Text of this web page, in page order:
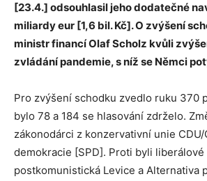
[23.4.] odsouhlasil jeho dodatečné
miliardy eur [1,6 bil. Kč]. O zvýšení
ministr financí Olaf Scholz kvůli
zvládání pandemie, s níž se Němci
Pro zvýšení schodku zvedlo ruku 370
bylo 78 a 184 se hlasování zdrželo.
zákonodárci z konzervativní unie
demokracie [SPD]. Proti byli liberálové
postkomunistická Levice a Alternativa